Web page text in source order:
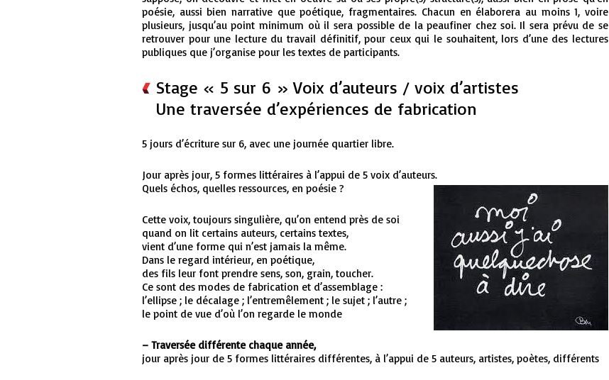
poésie, aussi bien narrative que poétique, fragmentaires. Chacun en élaborera au moins 1, voire
plusieurs, jusqu’au point minimum où il sera possible de la peaufiner chez soi. Il sera prévu de se
retrouver pour une lecture du travail définitif, pour ceux qui le souhaitent, lors d’une des lectures
publiques que j’organise pour les textes de participants.
Stage « 5 sur 6 » Voix d’auteurs / voix d’artistes
Une traversée d’expériences de fabrication
5 jours d’écriture sur 6, avec une journée quartier libre.
Jour après jour, 5 formes littéraires à l’appui de 5 voix d’auteurs.
Quels échos, quelles ressources, en poésie ?
Cette voix, toujours singulière, qu’on entend près de soi
quand on lit certains auteurs, certains textes,
vient d’une forme qui n’est jamais la même.
Dans le regard intérieur, en poétique,
des fils leur font prendre sens, son, grain, toucher.
Ce sont des modes de fabrication et d’assemblage :
l’ellipse ; le décalage ; l’entremêlement ; le sujet ; l’autre ;
le point de vue d’où l’on regarde le monde
– Traversée différente chaque année,
jour après jour de 5 formes littéraires différentes, à l’appui de 5 auteurs, artistes, poètes, différents